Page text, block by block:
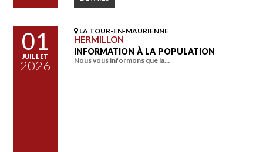
01
JUILLET
2026
LA TOUR-EN-MAURIENNE
HERMILLON
INFORMATION À LA POPULATION
Nous vous informons que la…